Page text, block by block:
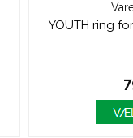
YOUTH ring